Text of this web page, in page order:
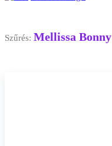
Szűrés: Mellissa Bonny